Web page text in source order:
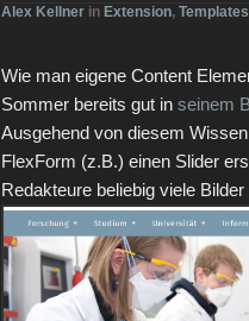
Alex Kellner in Extension, Templates
Wie man eigene Content
Sommer bereits gut in seinem
Ausgehend von diesem
FlexForm (z.B.) einen Slider
Redakteure beliebig viele